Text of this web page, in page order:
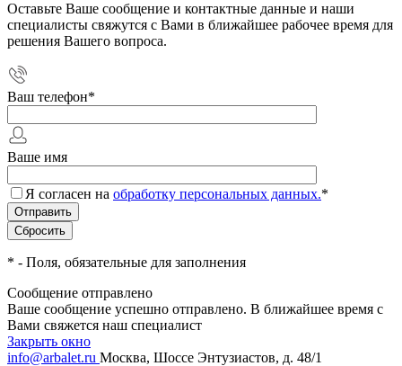
Оставьте Ваше сообщение и контактные данные и наши
специалисты свяжутся с Вами в ближайшее рабочее время для
решения Вашего вопроса.
Ваш телефон*
Ваше имя
Я согласен на обработку персональных данных.*
* - Поля, обязательные для заполнения
Сообщение отправлено
Ваше сообщение успешно отправлено. В ближайшее время с
Вами свяжется наш специалист
Закрыть окно
info@arbalet.ru Москва, Шоссе Энтузиастов, д. 48/1